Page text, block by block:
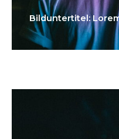
Bilduntertitel: